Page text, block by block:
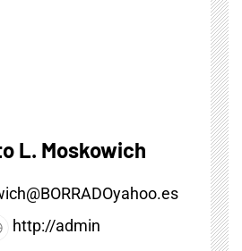
L. Moskowich
http://admin